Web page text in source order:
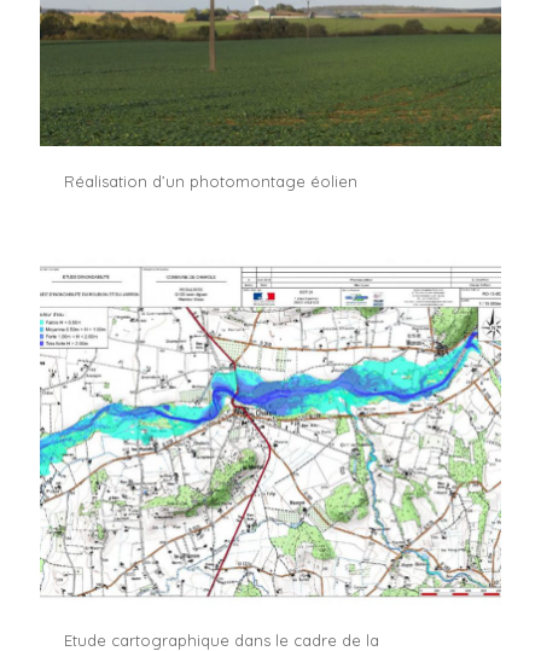
Réalisation d’un photomontage éolien
Etude cartographique dans le cadre de la